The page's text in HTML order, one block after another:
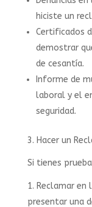
hiciste un
Certificados
demostrar
de cesantía.
Informe de
laboral y el
seguridad.
3.⁠ ⁠Hacer un
Si tienes
Reclamar en
presentar una